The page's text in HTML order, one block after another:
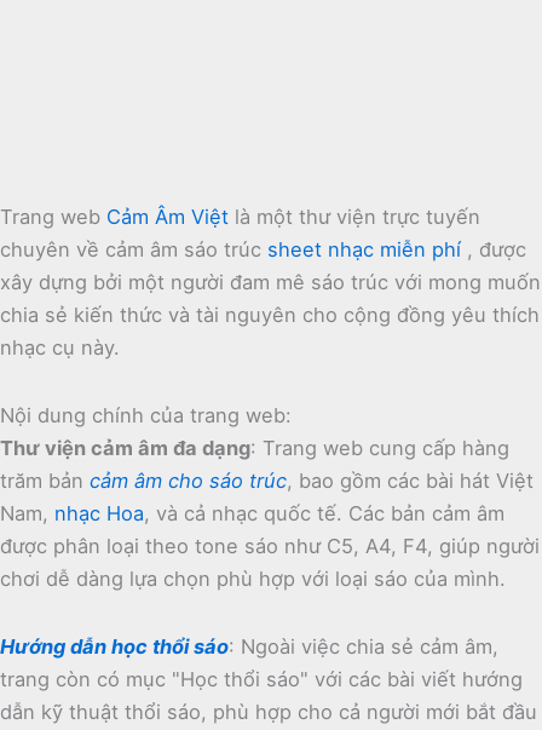
Trang web Cảm Âm Việt là một thư viện trực tuyến
chuyên về cảm âm sáo trúc sheet nhạc miễn phí , được
xây dựng bởi một người đam mê sáo trúc với mong muốn
chia sẻ kiến thức và tài nguyên cho cộng đồng yêu thích
nhạc cụ này.
Nội dung chính của trang web:
Thư viện cảm âm đa dạng: Trang web cung cấp hàng
trăm bản cảm âm cho sáo trúc, bao gồm các bài hát Việt
Nam, nhạc Hoa, và cả nhạc quốc tế. Các bản cảm âm
được phân loại theo tone sáo như C5, A4, F4, giúp người
chơi dễ dàng lựa chọn phù hợp với loại sáo của mình.
Hướng dẫn học thổi sáo: Ngoài việc chia sẻ cảm âm,
trang còn có mục "Học thổi sáo" với các bài viết hướng
dẫn kỹ thuật thổi sáo, phù hợp cho cả người mới bắt đầu